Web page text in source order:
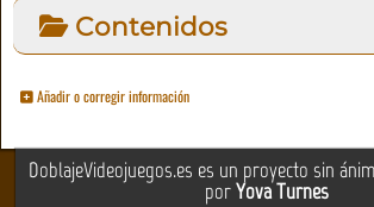
Contenidos
Añadir o corregir información
DoblajeVideojuegos.es es un proyecto sin
porYova Turnes